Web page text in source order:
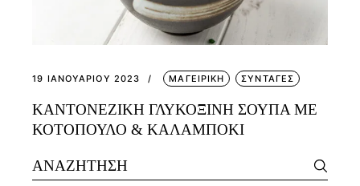
19 ΙΑΝΟΥΑΡΊΟΥ 2023 ΜΑΓΕΙΡΙΚΗ ΣΥΝΤΑΓΕΣ
ΚΑΝΤΟΝΕΖΙΚΗ ΓΛΥΚΟΞΙΝΗ ΣΟΥΠΑ ΜΕ
ΚΟΤΟΠΟΥΛΟ & ΚΑΛΑΜΠΟΚΙ
Search
for: